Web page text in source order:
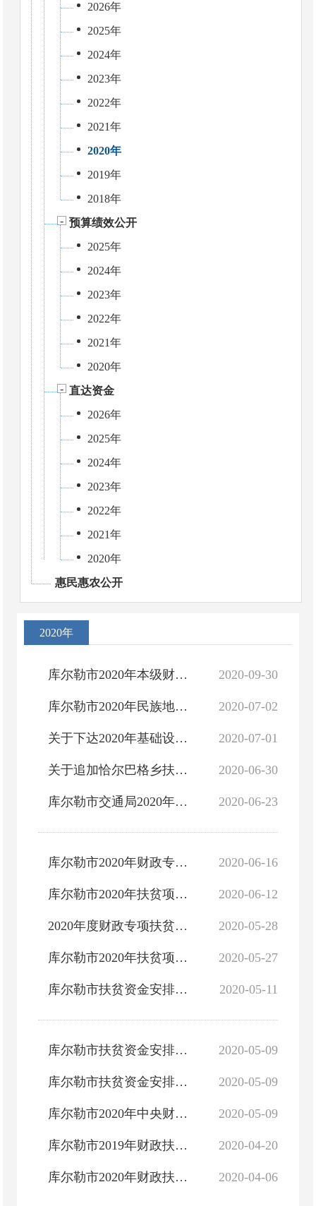
2026年
2025年
2024年
2023年
2022年
2021年
2020年
2019年
2018年
预算绩效公开
2025年
2024年
2023年
2022年
2021年
2020年
直达资金
2026年
2025年
2024年
2023年
2022年
2021年
2020年
惠民惠农公开
2020年
2020-09-30
库尔勒市2020年本级财政专项扶贫资金的公示
2020-07-02
库尔勒市2020年民族地区转移支付预算资金的公示
2020-07-01
关于下达2020年基础设施类扶贫项目前期费用的通知
2020-06-30
关于追加恰尔巴格乡扶贫电商项目前期费用的报告
2020-06-23
库尔勒市交通局2020年财政专项扶贫资金项目情况公告公示
2020-06-16
库尔勒市2020年财政专项扶贫资金预算指标公示
2020-06-12
库尔勒市2020年扶贫项目公开公示
2020-05-28
2020年度财政专项扶贫资金蔬菜种植项目公开
2020-05-27
库尔勒市2020年扶贫项目公示公告
2020-05-11
库尔勒市扶贫资金安排使用情况公示公告
2020-05-09
库尔勒市扶贫资金安排使用情况公示公告
2020-05-09
库尔勒市扶贫资金安排使用情况公示公告
2020-05-09
库尔勒市2020年中央财政专项扶贫资金的公示
2020-04-20
库尔勒市2019年财政扶贫资金（35.51万）分配下达情况公示
2020-04-06
库尔勒市2020年财政扶贫资金分配使用情况公示